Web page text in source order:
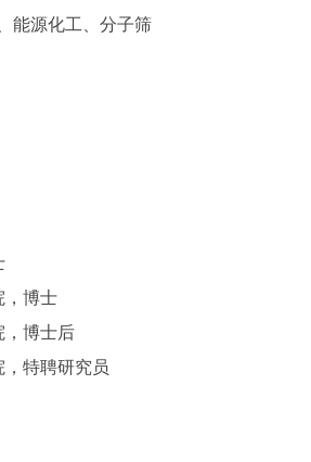
能源化工、分子筛
，博士
，博士后
，特聘研究员